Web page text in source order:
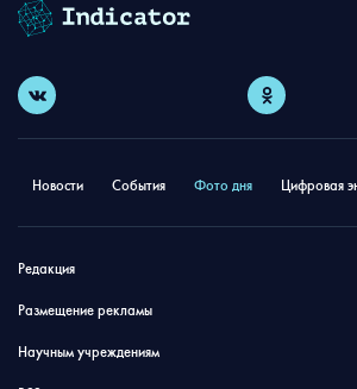
Новости События Фото дня Цифровая
Редакция
Размещение рекламы
Научным учреждениям